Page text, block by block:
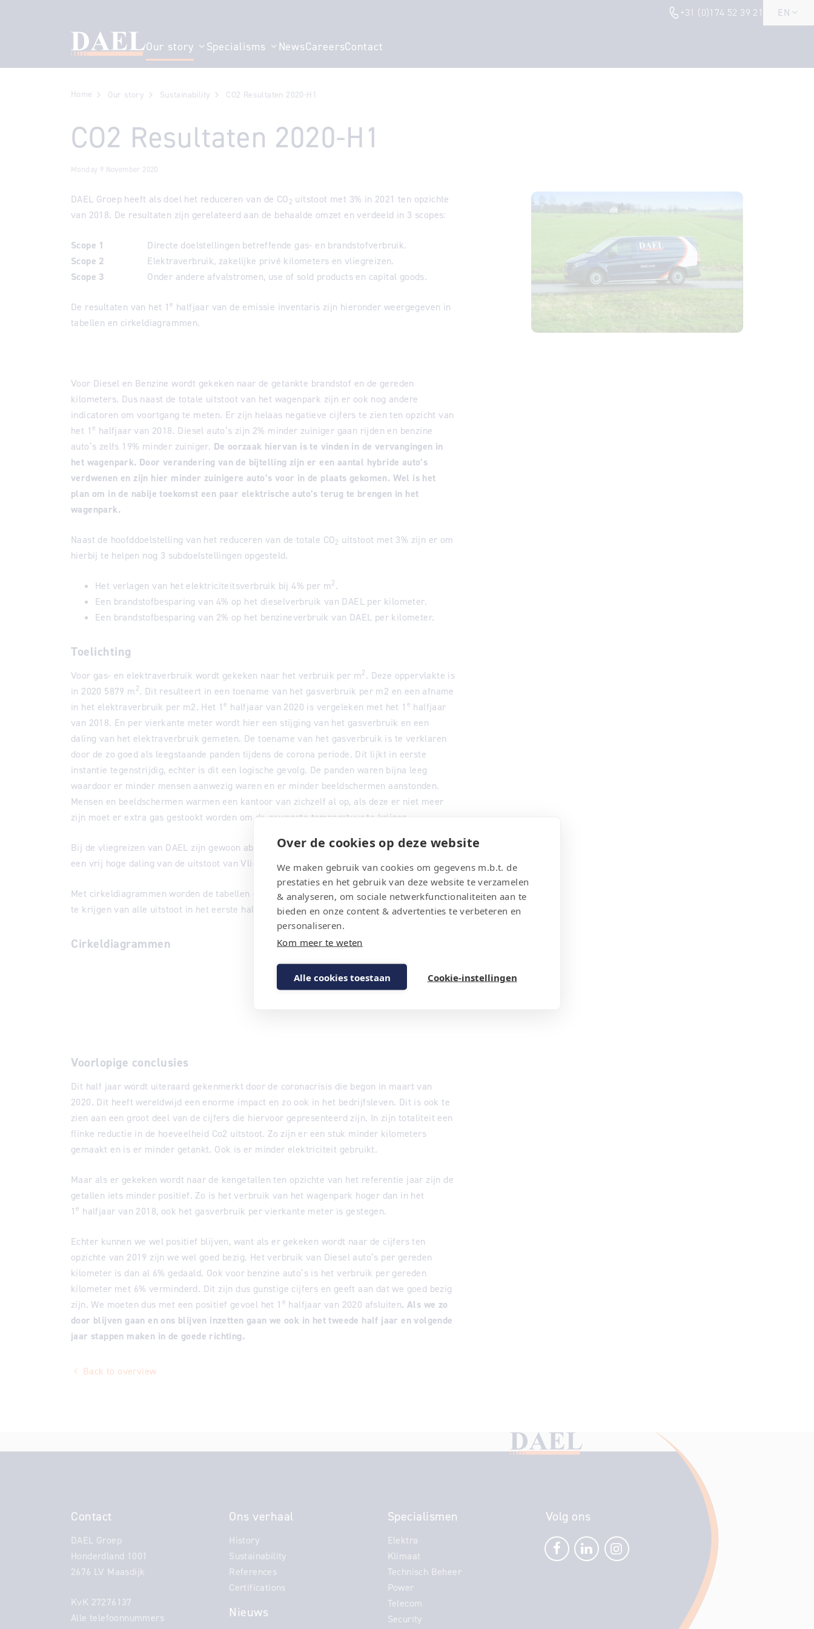
+31 (0)174 52 39 21 EN
Our story Show submenu for "Our story"
Specialisms Show submenu for "Specialisms"
NewsCareersContact
Home Our story Sustainability CO2 Resultaten 2020-H1
CO2 Resultaten 2020-H1
Monday 9 November 2020
DAEL Groep heeft als doel het reduceren van de CO2 uitstoot met 3% in 2021 ten opzichte
van 2018. De resultaten zijn gerelateerd aan de behaalde omzet en verdeeld in 3 scopes:
Scope 1
Directe doelstellingen betreffende gas- en brandstofverbruik.
Scope 2
Elektraverbruik, zakelijke privé kilometers en vliegreizen.
Scope 3
Onder andere afvalstromen, use of sold products en capital goods.
De resultaten van het 1e halfjaar van de emissie inventaris zijn hieronder weergegeven in
tabellen en cirkeldiagrammen.
Voor Diesel en Benzine wordt gekeken naar de getankte brandstof en de gereden
kilometers. Dus naast de totale uitstoot van het wagenpark zijn er ook nog andere
indicatoren om voortgang te meten. Er zijn helaas negatieve cijfers te zien ten opzicht van
het 1e halfjaar van 2018. Diesel auto’s zijn 2% minder zuiniger gaan rijden en benzine
auto’s zelfs 19% minder zuiniger. De oorzaak hiervan is te vinden in de vervangingen in
het wagenpark. Door verandering van de bijtelling zijn er een aantal hybride auto’s
verdwenen en zijn hier minder zuinigere auto’s voor in de plaats gekomen. Wel is het
plan om in de nabije toekomst een paar elektrische auto’s terug te brengen in het
wagenpark.
Naast de hoofddoelstelling van het reduceren van de totale CO2 uitstoot met 3% zijn er om
hierbij te helpen nog 3 subdoelstellingen opgesteld.
Het verlagen van het elektriciteitsverbruik bij 4% per m2.
Een brandstofbesparing van 4% op het dieselverbruik van DAEL per kilometer.
Een brandstofbesparing van 2% op het benzineverbruik van DAEL per kilometer.
Toelichting
Voor gas- en elektraverbruik wordt gekeken naar het verbruik per m2. Deze oppervlakte is
in 2020 5879 m2. Dit resulteert in een toename van het gasverbruik per m2 en een afname
in het elektraverbruik per m2. Het 1e halfjaar van 2020 is vergeleken met het 1 e halfjaar
van 2018. En per vierkante meter wordt hier een stijging van het gasverbruik en een
daling van het elektraverbruik gemeten. De toename van het gasverbruik is te verklaren
door de zo goed als leegstaande panden tijdens de corona periode. Dit lijkt in eerste
instantie tegenstrijdig, echter is dit een logische gevolg. De panden waren bijna leeg
waardoor er minder mensen aanwezig waren en er minder beeldschermen aanstonden.
Mensen en beeldschermen warmen een kantoor van zichzelf al op, als deze er niet meer
zijn moet er extra gas gestookt worden om de gewenste temperatuur te krijgen.
Bij de vliegreizen van DAEL zijn gewoon absolute cijfers gebruikt. Dit resulteert daarom in
een vrij hoge daling van de uitstoot van Vliegreizen.
Met cirkeldiagrammen worden de tabellen gevisualiseerd om zo een overzichtelijk beeld
te krijgen van alle uitstoot in het eerste halfjaar.
Cirkeldiagrammen
Voorlopige conclusies
Dit half jaar wordt uiteraard gekenmerkt door de coronacrisis die begon in maart van
2020. Dit heeft wereldwijd een enorme impact en zo ook in het bedrijfsleven. Dit is ook te
zien aan een groot deel van de cijfers die hiervoor gepresenteerd zijn. In zijn totaliteit een
flinke reductie in de hoeveelheid Co2 uitstoot. Zo zijn er een stuk minder kilometers
gemaakt en is er minder getankt. Ook is er minder elektriciteit gebruikt.
Maar als er gekeken wordt naar de kengetallen ten opzichte van het referentie jaar zijn de
getallen iets minder positief. Zo is het verbruik van het wagenpark hoger dan in het
1e halfjaar van 2018, ook het gasverbruik per vierkante meter is gestegen.
Echter kunnen we wel positief blijven, want als er gekeken wordt naar de cijfers ten
opzichte van 2019 zijn we wel goed bezig. Het verbruik van Diesel auto’s per gereden
kilometer is dan al 6% gedaald. Ook voor benzine auto’s is het verbruik per gereden
kilometer met 6% verminderd. Dit zijn dus gunstige cijfers en geeft aan dat we goed bezig
zijn. We moeten dus met een positief gevoel het 1 e halfjaar van 2020 afsluiten. Als we zo
door blijven gaan en ons blijven inzetten gaan we ook in het tweede half jaar en volgende
jaar stappen maken in de goede richting.
Back to overview
Contact
DAEL Groep
Honderdland 1001
2676 LV Maasdijk
KvK 27276137
Alle telefoonnummers
Ons verhaal
History
Sustainability
References
Certifications
Nieuws
Specialismen
Elektra
Klimaat
Technisch Beheer
Power
Telecom
Security
Volg ons
Over de cookies op deze website
We maken gebruik van cookies om gegevens m.b.t. de
prestaties en het gebruik van deze website te verzamelen
& analyseren, om sociale netwerkfunctionaliteiten aan te
bieden en onze content & advertenties te verbeteren en
personaliseren.
Kom meer te weten
Alle cookies toestaan Cookie-instellingen